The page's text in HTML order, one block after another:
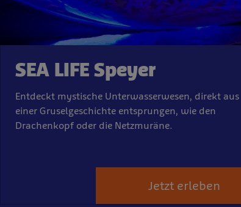
SEA LIFE Speyer
Entdeckt mystische Unterwasserwesen, direkt aus
einer Gruselgeschichte entsprungen, wie den
Drachenkopf oder die Netzmuräne.
Jetzt erleben